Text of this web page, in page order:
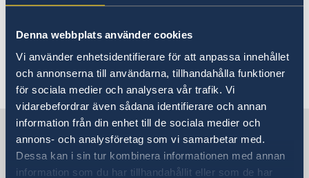
Denna webbplats använder cookies
Vi använder enhetsidentifierare för att anpassa innehållet
och annonserna till användarna, tillhandahålla funktioner
för sociala medier och analysera vår trafik. Vi
vidarebefordrar även sådana identifierare och annan
information från din enhet till de sociala medier och
annons- och analysföretag som vi samarbetar med.
Dessa kan i sin tur kombinera informationen med annan
information som du har tillhandahållit eller som de har
For more information, go totravel adviceon
Sweden Abroad. Travel advice is only published
in Swedish.
Last updated 12 Nov 2019, 9.56 AM
Sweden in Israel, Tel Aviv